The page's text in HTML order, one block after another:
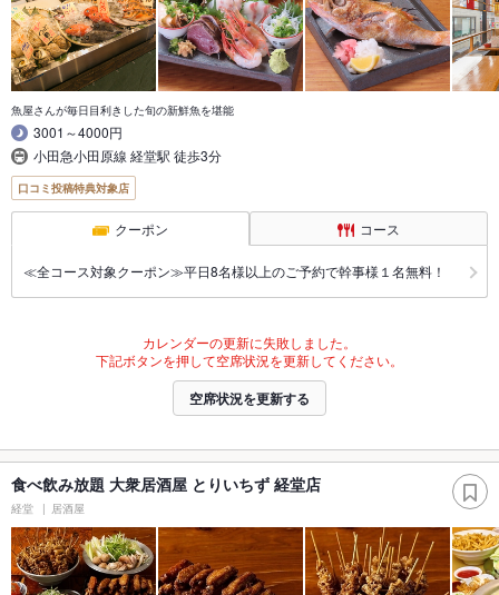
魚屋さんが毎日目利きした旬の新鮮魚を堪能
3001～4000円
小田急小田原線 経堂駅 徒歩3分
口コミ投稿特典対象店
クーポン コース
≪全コース対象クーポン≫平日8名様以上のご予約で幹事様１名無料！
カレンダーの更新に失敗しました。
下記ボタンを押して空席状況を更新してください。
空席状況を更新する
食べ飲み放題 大衆居酒屋 とりいちず 経堂店
経堂 居酒屋